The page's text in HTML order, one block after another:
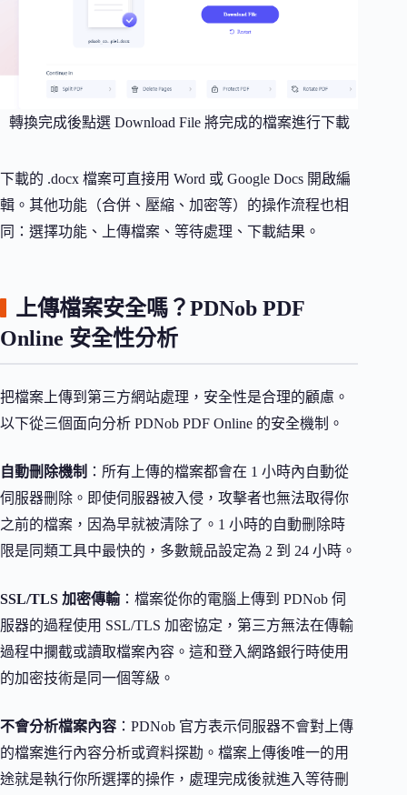
轉換完成後點選 Download File 將完成的檔案進行下載
下載的 .docx 檔案可直接用 Word 或 Google Docs 開啟編
輯。其他功能（合併、壓縮、加密等）的操作流程也相
同：選擇功能、上傳檔案、等待處理、下載結果。
上傳檔案安全嗎？PDNob PDF
Online 安全性分析
把檔案上傳到第三方網站處理，安全性是合理的顧慮。
以下從三個面向分析 PDNob PDF Online 的安全機制。
自動刪除機制 ：所有上傳的檔案都會在 1 小時內自動從
伺服器刪除。即使伺服器被入侵，攻擊者也無法取得你
之前的檔案，因為早就被清除了。1 小時的自動刪除時
限是同類工具中最快的，多數競品設定為 2 到 24 小時。
SSL/TLS 加密傳輸：檔案從你的電腦上傳到 PDNob 伺
服器的過程使用 SSL/TLS 加密協定，第三方無法在傳輸
過程中攔截或讀取檔案內容。這和登入網路銀行時使用
的加密技術是同一個等級。
不會分析檔案內容 ：PDNob 官方表示伺服器不會對上傳
的檔案進行內容分析或資料探勘。檔案上傳後唯一的用
途就是執行你所選擇的操作，處理完成後就進入等待刪